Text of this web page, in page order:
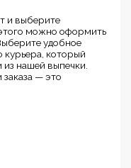
и выберите
можно оформить
удобное
курьера, который
нашей выпечки.
заказа — это